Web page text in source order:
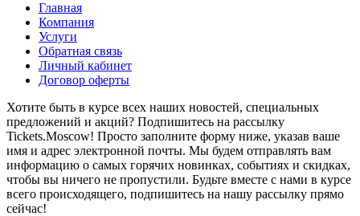
Главная
Компания
Услуги
Обратная связь
Личный кабинет
Договор оферты
Хотите быть в курсе всех наших новостей, специальных
предложений и акций? Подпишитесь на рассылку
Tickets.Moscow! Просто заполните форму ниже, указав ваше
имя и адрес электронной почты. Мы будем отправлять вам
информацию о самых горячих новинках, событиях и скидках,
чтобы вы ничего не пропустили. Будьте вместе с нами в курсе
всего происходящего, подпишитесь на нашу рассылку прямо
сейчас!